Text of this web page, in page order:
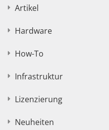
Artikel
Hardware
How-To
Infrastruktur
Lizenzierung
Neuheiten